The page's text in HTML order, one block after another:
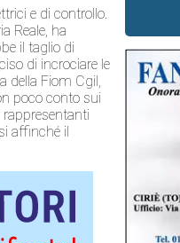
e di controllo.
Reale, ha
il taglio di
di incrociare le
della Fiom Cgil,
poco conto sui
rappresentanti
affinché il